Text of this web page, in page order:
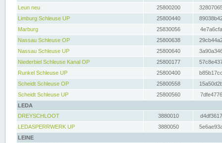
Leun neu
25800200
Limburg Schleuse UP
25800440
Marburg
25830056
Nassau Schleuse OP
25800638
Nassau Schleuse UP
25800640
Niederbiel Schleuse Kanal OP
25800177
Runkel Schleuse UP
25800400
Scheidt Schleuse OP
25800558
Scheidt Schleuse UP
25800560
LEDA
DREYSCHLOOT
3880010
LEDASPERRWERK UP
3880050
LEINE